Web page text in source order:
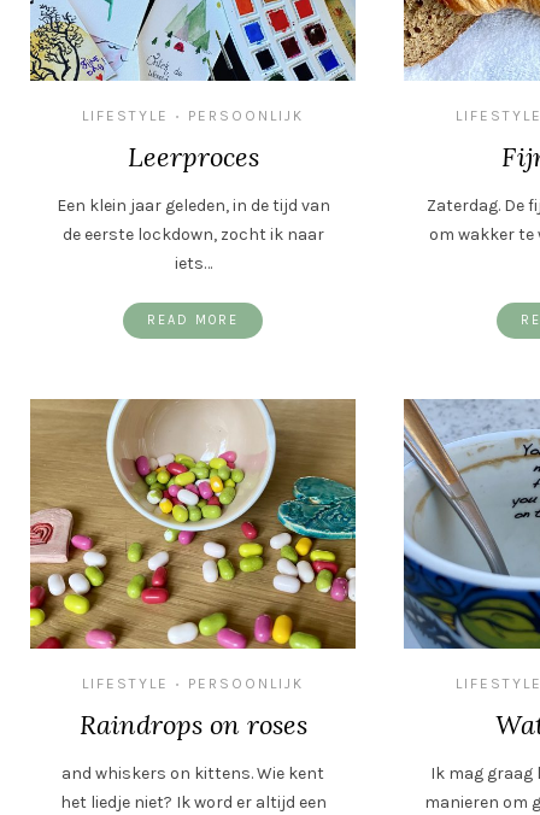
LIFESTYLE • PERSOONLIJK
Leerproces
Een klein jaar geleden, in de tijd van
de eerste lockdown, zocht ik naar
iets…
READ MORE
Zaterdag. De
om wakker te
LIFESTYLE • PERSOONLIJK
Raindrops on roses
and whiskers on kittens. Wie kent
het liedje niet? Ik word er altijd een
Ik mag graag
manieren om